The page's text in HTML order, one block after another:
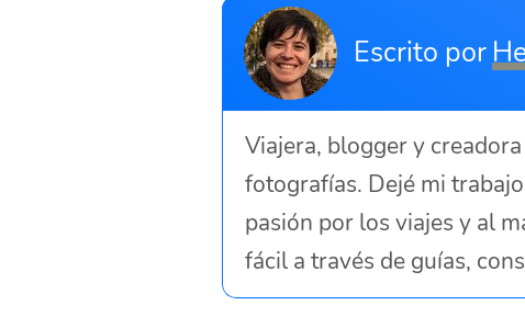
Escrito por
Viajera, blogger y
fotografías. Dejé mi
pasión por los viajes y al
fácil a través de guías,